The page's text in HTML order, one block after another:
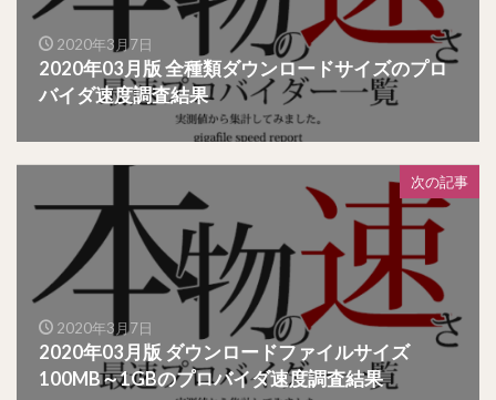
2020年3月7日
2020年03月版 全種類ダウンロードサイズのプロ
バイダ速度調査結果
次の記事
2020年3月7日
2020年03月版 ダウンロードファイルサイズ
100MB～1GBのプロバイダ速度調査結果